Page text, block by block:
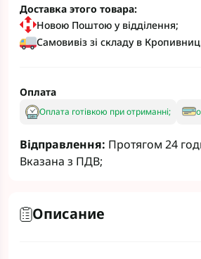
Доставка этого товара:
Новою Поштою у відділення;
Самовивіз зі складу в
Оплата
Оплата готівкою при отриманні;
Відправлення: Протягом 24
Вказана з ПДВ;
Описание